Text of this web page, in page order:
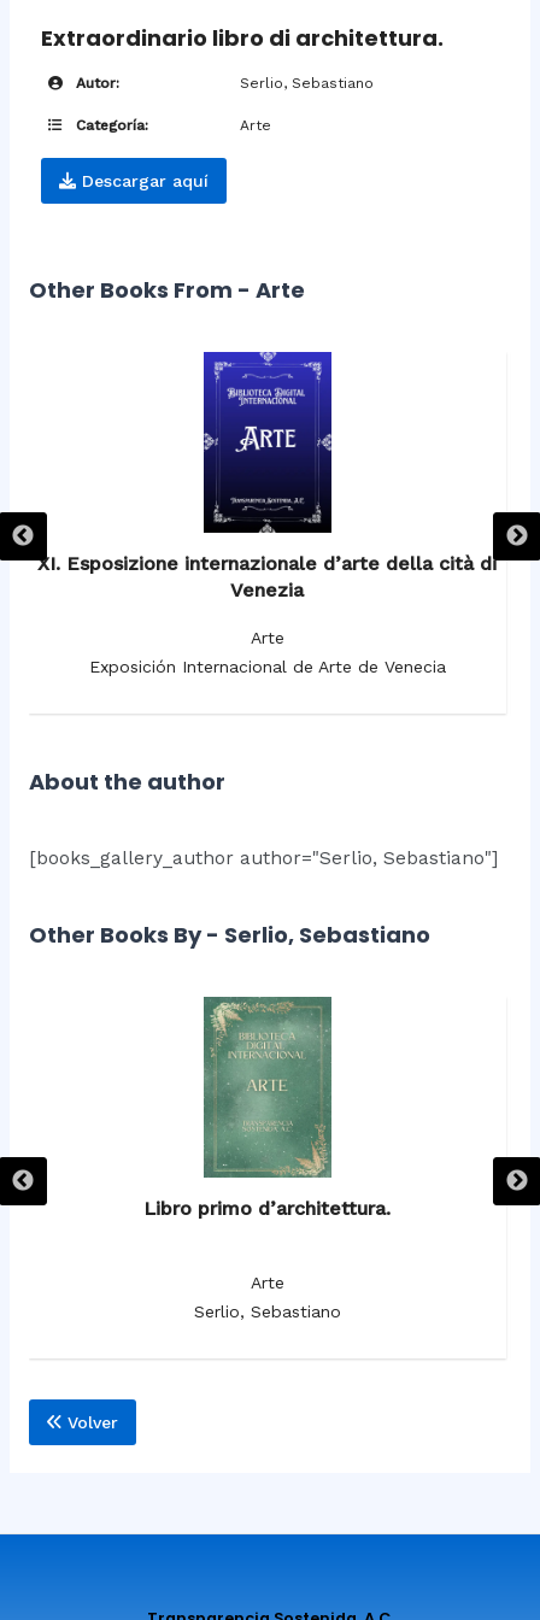
Extraordinario libro di architettura.
Autor: Serlio, Sebastiano
Categoría: Arte
Descargar aquí
Other Books From - Arte
XI. Esposizione internazionale d’arte della cità di
Venezia
Arte
Exposición Internacional de Arte de Venecia
About the author
[books_gallery_author author="Serlio, Sebastiano"]
Other Books By - Serlio, Sebastiano
Libro primo d’architettura.
Arte
Serlio, Sebastiano
Volver